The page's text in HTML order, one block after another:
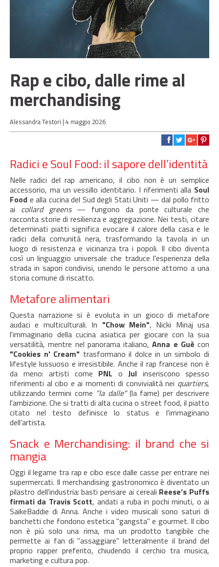
Rap e cibo, dalle rime al
merchandising
Alessandra Testori | 4 maggio 2026
Radici e Soul Food: il sapore dell’identità
Nelle radici del rap americano, il cibo non è un semplice
accessorio, ma un vessillo identitario. I riferimenti alla Soul
Food e alla cucina del Sud degli Stati Uniti — dal pollo fritto
ai collard greens— fungono da ponte culturale che
racconta storie di resilienza e aggregazione. Nei testi, citare
determinati piatti significa evocare il calore della casa e le
radici della comunità nera, trasformando la tavola in un
luogo di resistenza e vicinanza tra i popoli. Il cibo diventa
così un linguaggio universale che traduce l'esperienza della
strada in sapori condivisi, unendo le persone attorno a una
storia comune di riscatto.
Metafore alimentari
Questa narrazione si è evoluta in un gioco di metafore
audaci e multiculturali. In "Chow Mein", Nicki Minaj usa
l'immaginario della cucina asiatica per giocare con la sua
versatilità, mentre nel panorama italiano,Anna e Guè con
"Cookies n' Cream" trasformano il dolce in un simbolo di
lifestyle lussuoso e irresistibile. Anche il rap francese non è
da meno: artisti come PNL o Jul inseriscono spesso
riferimenti al cibo e ai momenti di convivialità nei quartiers,
utilizzando termini come "la dalle"(la fame) per descrivere
l'ambizione. Che si tratti di alta cucina o street food, il piatto
citato nel testo definisce lo status e l'immaginario
dell’artista.
Snack e Merchandising: il brand che si
mangia
Oggi il legame tra rap e cibo esce dalle casse per entrare nei
supermercati. Il merchandising gastronomico è diventato un
pilastro dell'industria: basti pensare ai cereali Reese’s Puffs
firmati da Travis Scott, andati a ruba in pochi minuti, o ai
SaikeBaddie di Anna. Anche i video musicali sono saturi di
banchetti che fondono estetica "gangsta" e gourmet. Il cibo
non è più solo una rima, ma un prodotto tangibile che
permette ai fan di "assaggiare" letteralmente il brand del
proprio rapper preferito, chiudendo il cerchio tra musica,
marketing e cultura pop.